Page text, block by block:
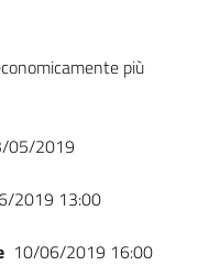
più
05/2019
2019 13:00
10/06/2019 16:00